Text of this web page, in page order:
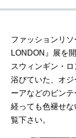
ファッションリ
LONDON』展を
スウィンギン・
浴びていた、オ
ーアなどのビン
経っても色褪せ
覧下さい。